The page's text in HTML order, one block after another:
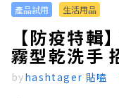
產品試用 生活用品
【防疫特
霧型乾洗手
byhashtager 貼嗑